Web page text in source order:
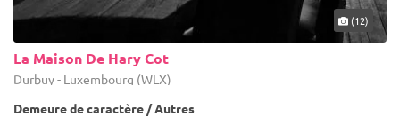
(12)
La Maison De Hary Cot
Durbuy - Luxembourg (WLX)
Demeure de caractère / Autres